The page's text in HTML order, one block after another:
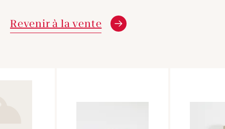
Revenir à la vente